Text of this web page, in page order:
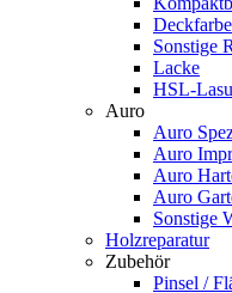
Deckfarbe
Sonstige
Lacke
HSL-
Auro
Auro
Auro
Auro
Auro
Sonstige
Holzreparatur
Zubehör
Pinsel /